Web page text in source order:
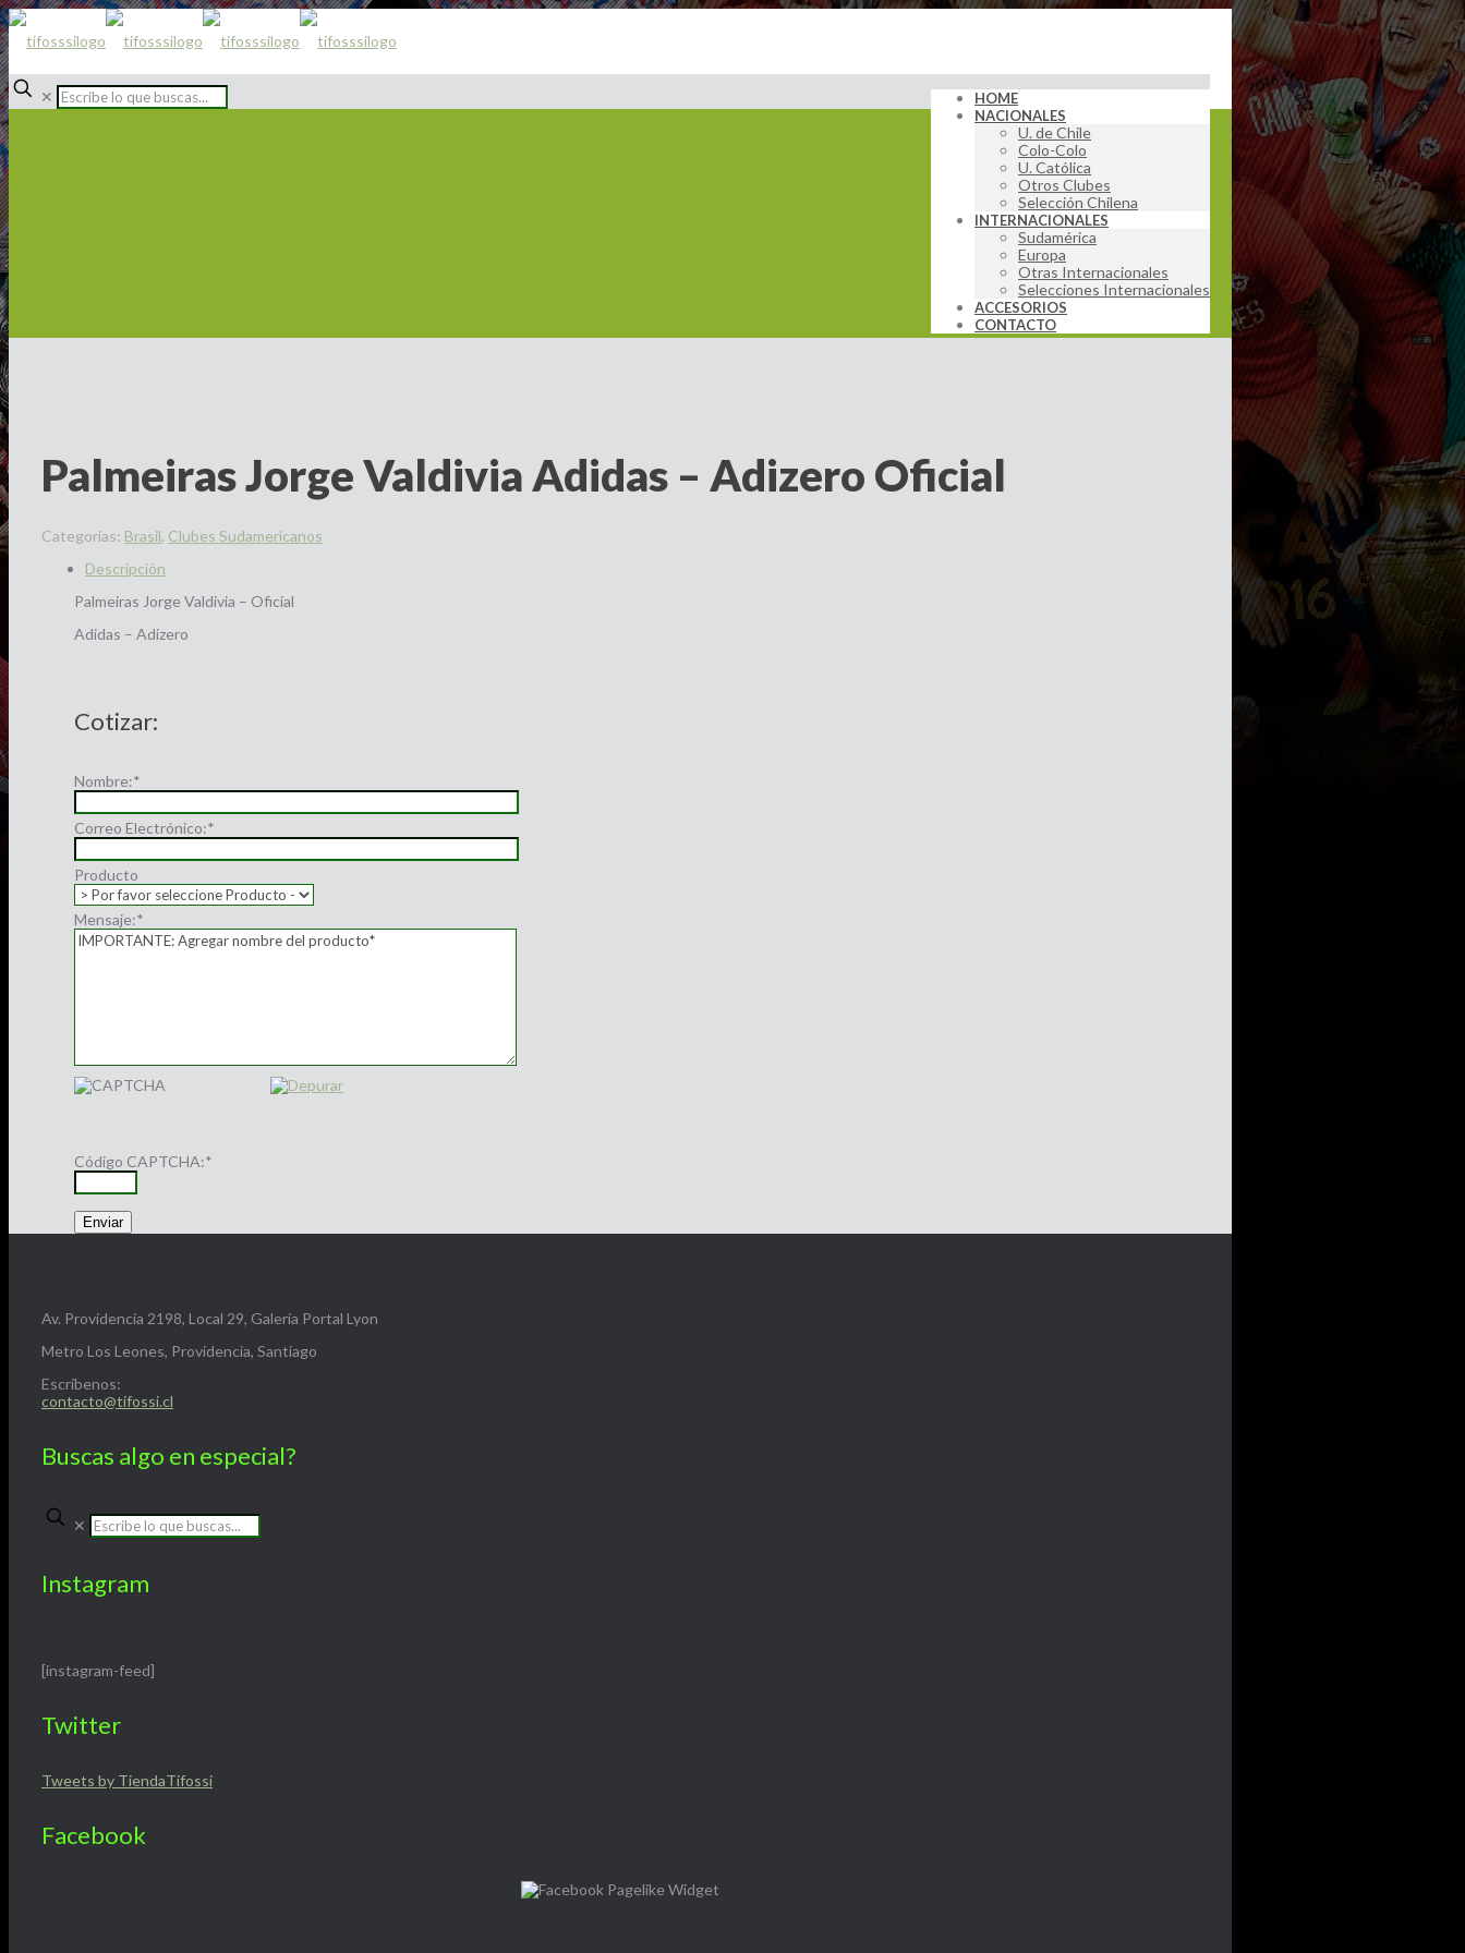
HOME
NACIONALES
U. de Chile
Colo-Colo
U. Católica
Otros Clubes
Selección Chilena
INTERNACIONALES
Sudamérica
Europa
Otras Internacionales
Selecciones Internacionales
ACCESORIOS
CONTACTO
✕
Palmeiras Jorge Valdivia Adidas – Adizero Oficial
Categorías: Brasil, Clubes Sudamericanos
Descripción
Palmeiras Jorge Valdivia – Oficial
Adidas – Adizero
Cotizar:
Nombre:*
Correo Electrónico:*
Producto
Mensaje:*
Código CAPTCHA:*
Av. Providencia 2198, Local 29, Galería Portal Lyon
Metro Los Leones, Providencia, Santiago
Escríbenos:
contacto@tifossi.cl
Buscas algo en especial?
✕
Instagram
[instagram-feed]
Twitter
Tweets by TiendaTifossi
Facebook